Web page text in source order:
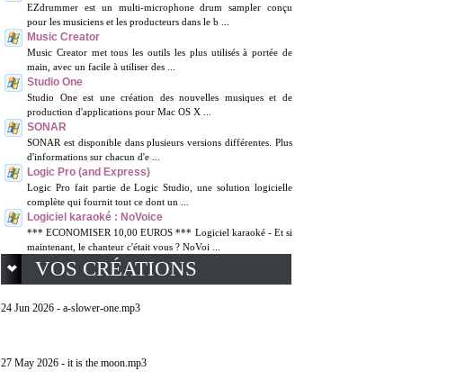
EZdrummer est un multi-microphone drum sampler conçu
pour les musiciens et les producteurs dans le b ...
Music Creator
Music Creator met tous les outils les plus utilisés à portée de
main, avec un facile à utiliser des ...
Studio One
Studio One est une création des nouvelles musiques et de
production d'applications pour Mac OS X ...
SONAR
SONAR est disponible dans plusieurs versions différentes. Plus
d'informations sur chacun d'e ...
Logic Pro (and Express)
Logic Pro fait partie de Logic Studio, une solution logicielle
complète qui fournit tout ce dont un ...
Logiciel karaoké : NoVoice
*** ECONOMISER 10,00 EUROS *** Logiciel karaoké - Et si
maintenant, le chanteur c'était vous ? NoVoi ...
VOS CRÉATIONS
24 Jun 2026 - a-slower-one.mp3
27 May 2026 - it is the moon.mp3